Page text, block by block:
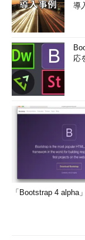
導
応
「Bootstrap 4 alpha